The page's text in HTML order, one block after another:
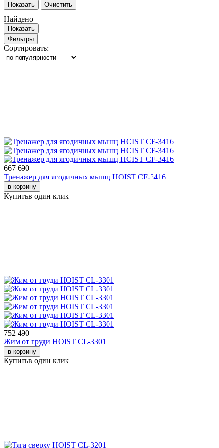
Показать Очистить
Найдено
Показать
Фильтры
Сортировать:
667 690
Тренажер для ягодичных мышц HOIST CF-3416
в корзину
Купитьв один клик
752 490
Жим от груди HOIST CL-3301
в корзину
Купитьв один клик